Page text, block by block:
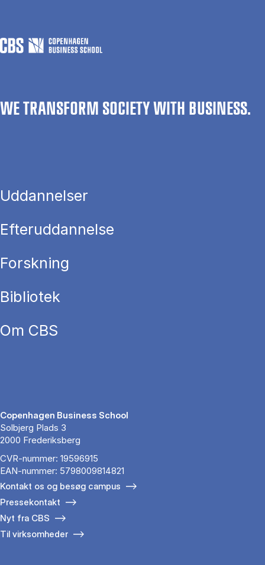
WE TRANSFORM SOCIETY WITH BUSINESS.
Uddannelser
Efteruddannelse
Forskning
Bibliotek
Om CBS
Copenhagen Business School
Solbjerg Plads 3
2000 Frederiksberg
CVR-nummer: 19596915
EAN-nummer: 5798009814821
Kontakt os og besøg campus
Pressekontakt
Nyt fra CBS
Til virksomheder